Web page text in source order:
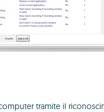
tramite il